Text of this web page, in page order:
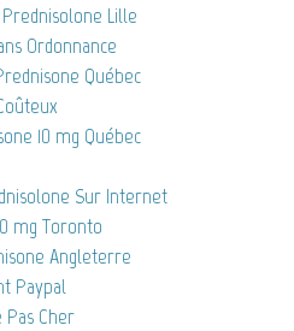
Lille
Ordonnance
Québec
10 mg Québec
Sur Internet
mg Toronto
Angleterre
Paypal
Cher